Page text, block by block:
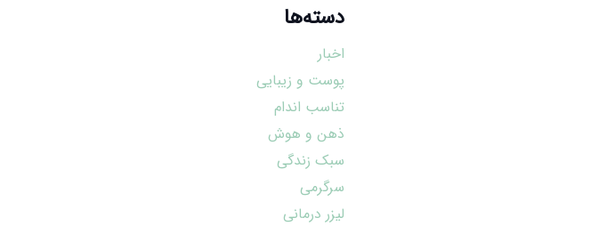
دسته‌ها
اخبار
پوست و زیبایی
تناسب اندام
ذهن و هوش
سبک زندگی
سرگرمی
لیزر درمانی